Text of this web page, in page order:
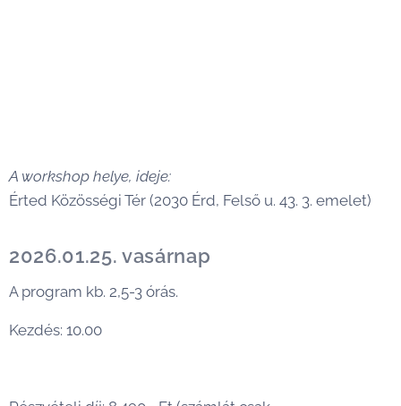
A workshop helye, ideje:
Érted Közösségi Tér (2030 Érd, Felső u. 43. 3. emelet)
2026.01.25. vasárnap
A program kb. 2,5-3 órás.
Kezdés: 10.00